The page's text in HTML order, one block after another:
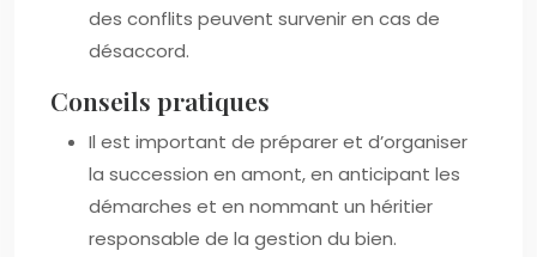
des conflits peuvent survenir en cas de
désaccord.
Conseils pratiques
Il est important de préparer et d’organiser
la succession en amont, en anticipant les
démarches et en nommant un héritier
responsable de la gestion du bien.